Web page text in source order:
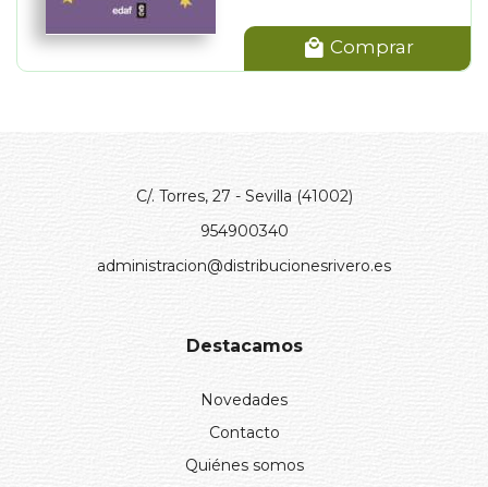
Comprar
C/. Torres, 27 - Sevilla (41002)
954900340
administracion@distribucionesrivero.es
Destacamos
Novedades
Contacto
Quiénes somos